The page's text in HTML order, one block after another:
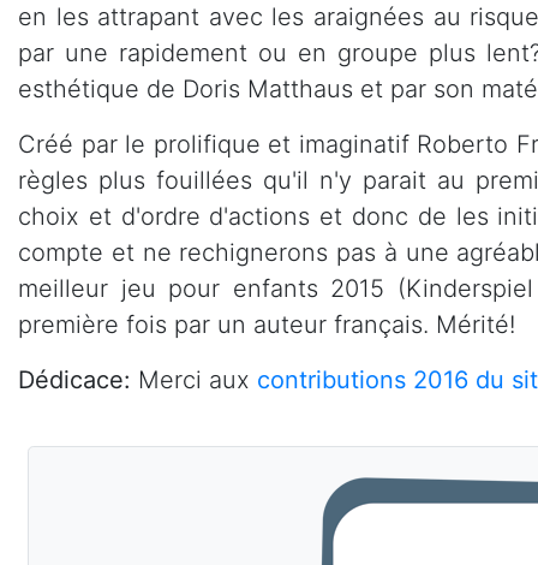
en les attrapant avec les araignées au
par une rapidement ou en groupe plus
esthétique de Doris Matthaus et par son
Créé par le prolifique et imaginatif Roberto
règles plus fouillées qu'il n'y parait au
choix et d'ordre d'actions et donc de les
compte et ne rechignerons pas à une
meilleur jeu pour enfants 2015
première fois par un auteur français. Mérité!
Dédicace: Merci aux contributions 2016 du